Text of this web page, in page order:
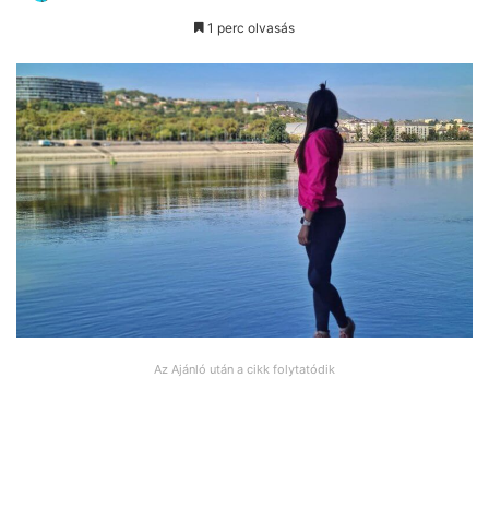
1 perc olvasás
Az Ajánló után a cikk folytatódik